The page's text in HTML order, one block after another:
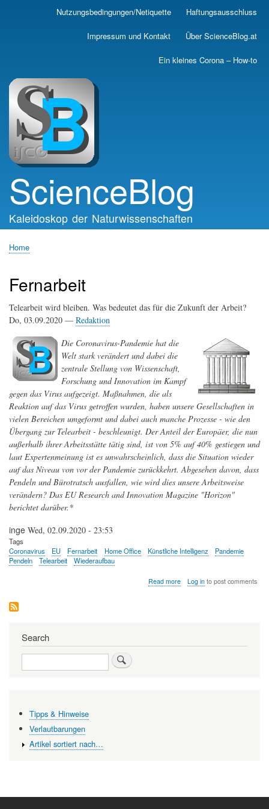
Skip
main
Nutzungsbedingungen/Netiquette Haftungsausschluss
Impressum und Kontakt Über ScienceBlog.at
Ein kleines Corona – How-to
ScienceBlog
Kaleidoskop der Naturwissenschaften
Home
Fernarbeit
Telearbeit wird bleiben. Was bedeutet das für die Zukunft der Arbeit?
Do, 03.09.2020 — Redaktion
Die Coronavirus-Pandemie hat die
Welt stark verändert und dabei die
zentrale Stellung von Wissenschaft,
Forschung und Innovation im Kampf
gegen das Virus aufgezeigt. Maßnahmen, die als
Reaktion auf das Virus getroffen wurden, haben unsere Gesellschaften in
vielen Bereichen umgeformt und dabei auch manche Prozesse - wie den
Übergang zur Telearbeit - beschleunigt. Der Anteil der Europäer, die nun
außerhalb ihrer Arbeitsstätte tätig sind, ist von 5% auf 40% gestiegen und
laut Expertenmeinung ist es unwahrscheinlich, dass die Situation wieder
auf das Niveau von vor der Pandemie zurückkehrt. Abgesehen davon, dass
Pendeln und Bürotratsch ausfallen, wie wird dies unsere Arbeitsweise
verändern? Das EU Research and Innovation Magazine "Horizon"
berichtet darüber.*
inge Wed, 02.09.2020 - 23:53
Tags
Coronavirus
EU Fernarbeit Home Office Künstliche Intelligenz
Pandemie
Pendeln
Telearbeit Wiederaufbau
Read moreabout
Telearbeit
für
Log into post comments
Search
Search
Tipps & Hinweise
Verlautbarungen
Artikel sortiert nach…